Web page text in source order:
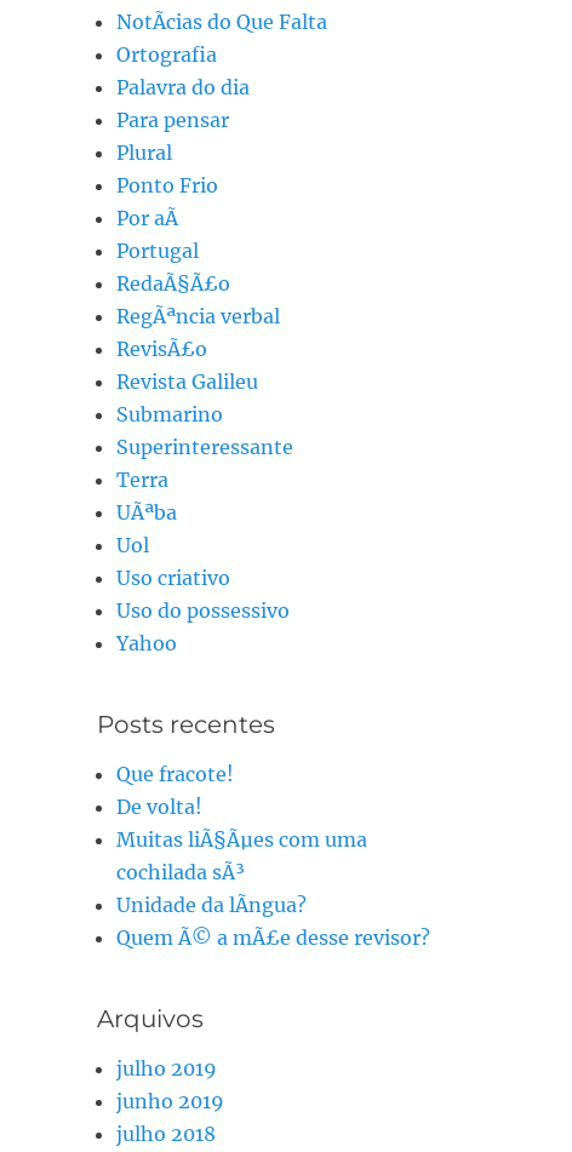
NotÃ­cias do Que Falta
Ortografia
Palavra do dia
Para pensar
Plural
Ponto Frio
Por aÃ­
Portugal
RedaÃ§Ã£o
RegÃªncia verbal
RevisÃ£o
Revista Galileu
Submarino
Superinteressante
Terra
UÃªba
Uol
Uso criativo
Uso do possessivo
Yahoo
Posts recentes
Que fracote!
De volta!
Muitas liÃ§Ãµes com uma
cochilada sÃ³
Unidade da lÃ­ngua?
Quem Ã© a mÃ£e desse revisor?
Arquivos
julho 2019
junho 2019
julho 2018